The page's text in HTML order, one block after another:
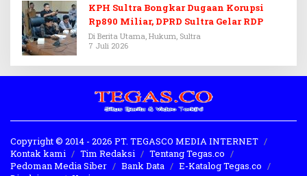
KPH Sultra Bongkar Dugaan Korupsi
Rp890 Miliar, DPRD Sultra Gelar RDP
Di Berita Utama, Hukum, Sultra
7 Juli 2026
Copyright © 2014 - 2026 PT. TEGASCO MEDIA INTERNET
Kontak kami
Tim Redaksi
Tentang Tegas.co
Pedoman Media Siber
Bank Data
E-Katalog Tegas.co